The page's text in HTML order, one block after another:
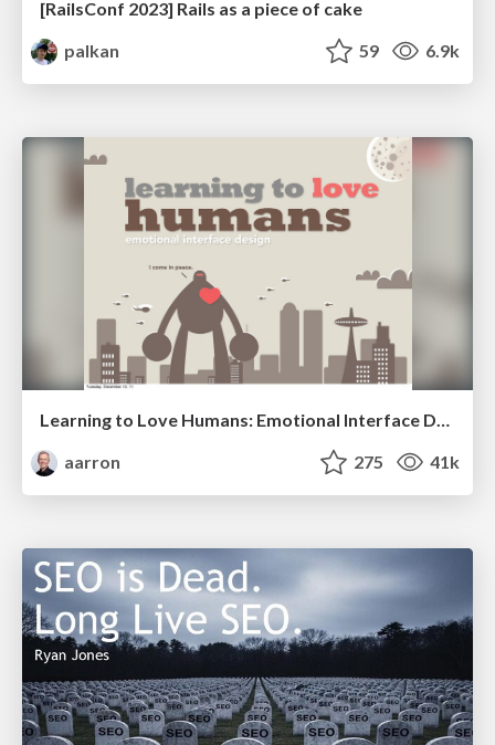
[RailsConf 2023] Rails as a piece of cake
palkan
59 6.9k
Learning to Love Humans: Emotional Interface Design
aarron
275 41k